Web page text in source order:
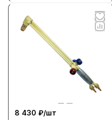
8 430 ₽/шт